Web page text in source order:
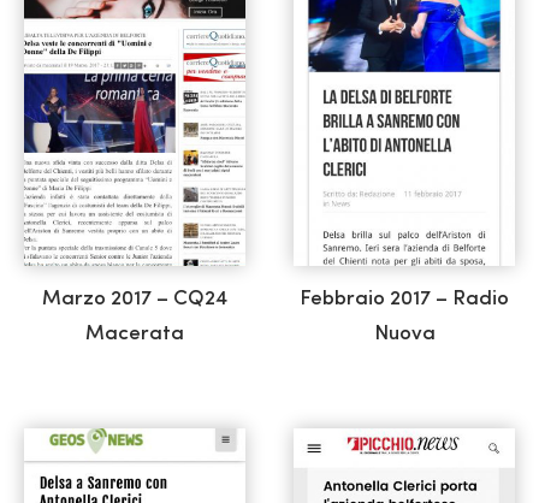
Marzo 2017 – CQ24
Macerata
Febbraio 2017 – Radio
Nuova